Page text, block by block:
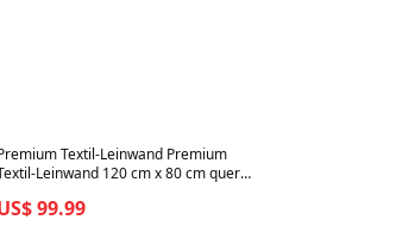
in 7 daysTextil-Leinwand Premium
Leinwand 120 cm x 80 cm quer
99.99